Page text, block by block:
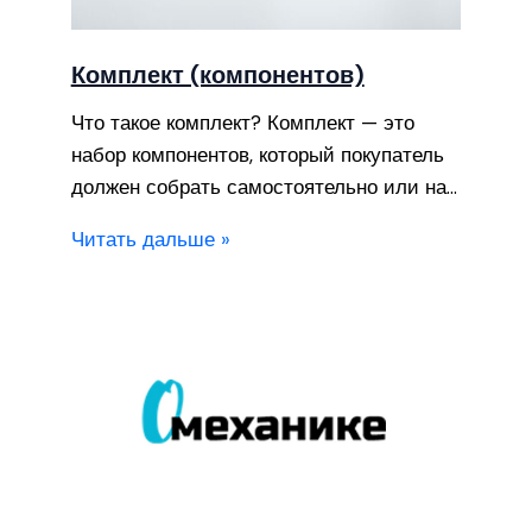
Комплект (компонентов)
Что такое комплект? Комплект — это
набор компонентов, который покупатель
должен собрать самостоятельно или на…
Читать дальше »